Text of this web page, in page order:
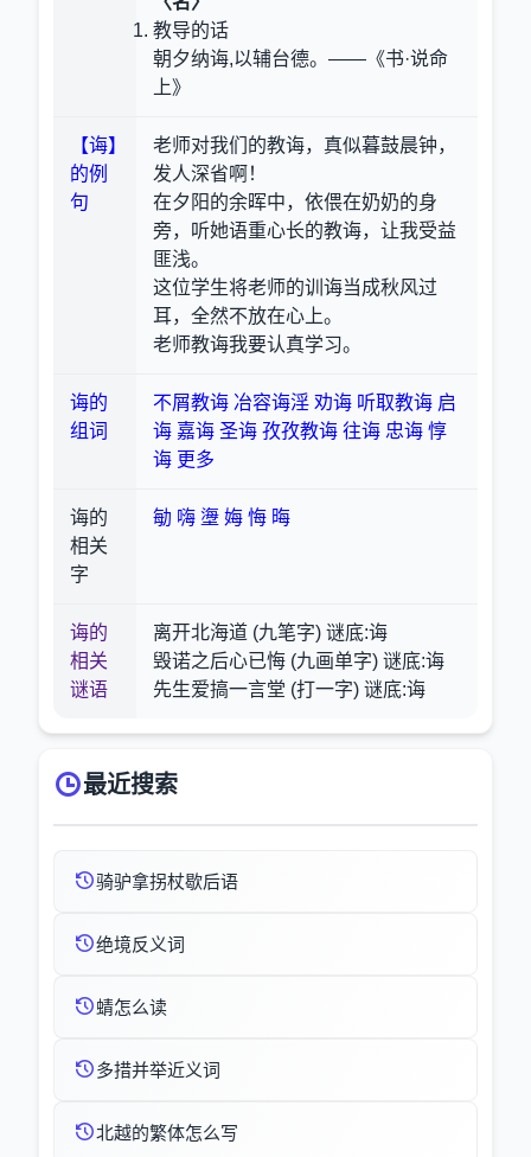
教导的话
朝夕纳诲,以辅台德。——《书·说命
上》
【诲】
的例
句
老师对我们的教诲，真似暮鼓晨钟，
发人深省啊！
在夕阳的余晖中，依偎在奶奶的身
旁，听她语重心长的教诲，让我受益
匪浅。
这位学生将老师的训诲当成秋风过
耳，全然不放在心上。
老师教诲我要认真学习。
诲的
组词
不屑教诲 冶容诲淫 劝诲 听取教诲 启
诲 嘉诲 圣诲 孜孜教诲 往诲 忠诲 惇
诲 更多
诲的
相关
字
勄 嗨 塰 娒 悔 晦
诲的
相关
谜语
离开北海道 (九笔字) 谜底:诲
毁诺之后心已悔 (九画单字) 谜底:诲
先生爱搞一言堂 (打一字) 谜底:诲
最近搜索
骑驴拿拐杖歇后语
绝境反义词
蜻怎么读
多措并举近义词
北越的繁体怎么写